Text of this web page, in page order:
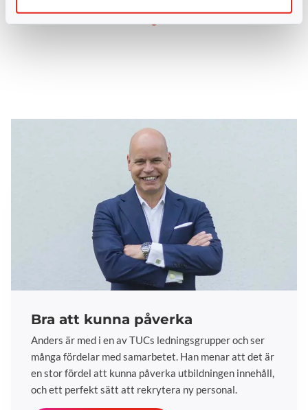
Bra att kunna påverka
Anders är med i en av TUCs ledningsgrupper och ser
många fördelar med samarbetet. Han menar att det är
en stor fördel att kunna påverka utbildningen innehåll,
och ett perfekt sätt att rekrytera ny personal.